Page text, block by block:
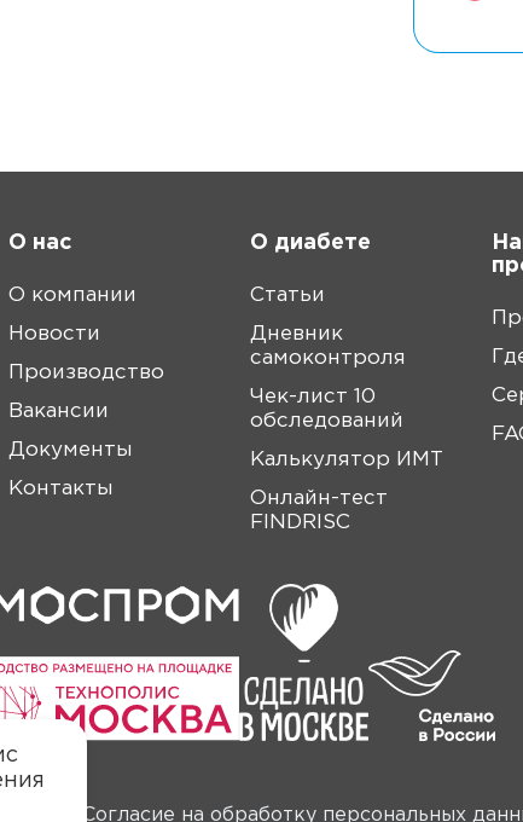
О нас
О компании
Новости
Производство
Вакансии
Документы
Контакты
О диабете
Статьи
Дневник
самоконтроля
Чек-лист 10
обследований
Калькулятор ИМТ
Онлайн-тест
FINDRISC
Согласие на обработку персональных